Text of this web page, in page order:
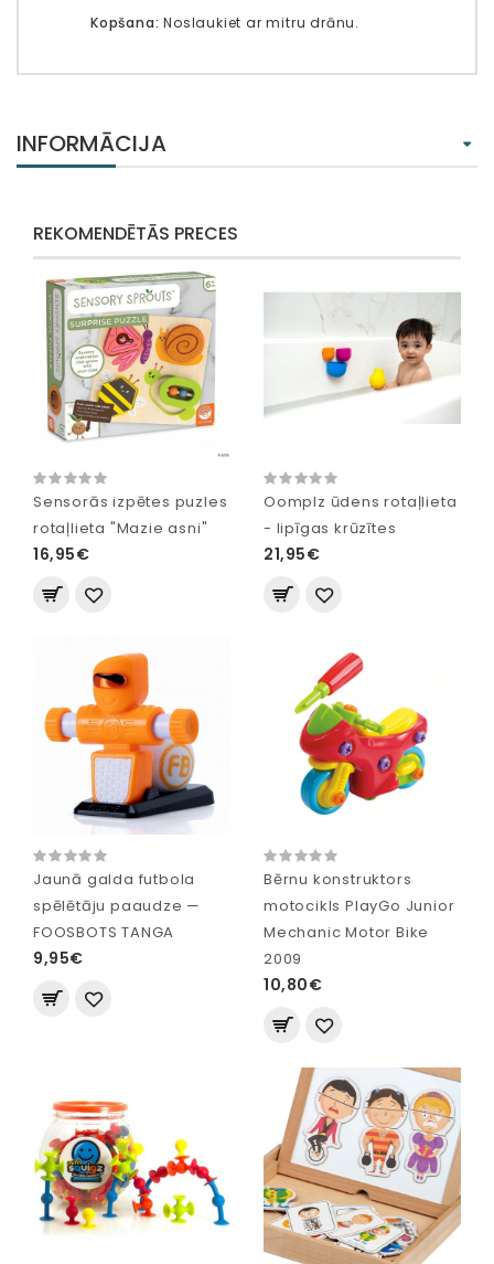
Kopšana: Noslaukiet ar mitru drānu.
INFORMĀCIJA
REKOMENDĒTĀS PRECES
Sensorās izpētes puzles
rotaļlieta "Mazie asni"
16,95€
Oomplz ūdens rotaļlieta
- lipīgas krūzītes
21,95€
Jaunā galda futbola
spēlētāju paaudze —
FOOSBOTS TANGA
9,95€
Bērnu konstruktors
motocikls PlayGo Junior
Mechanic Motor Bike
2009
10,80€